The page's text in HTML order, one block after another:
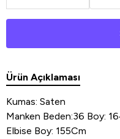
Ürün Açıklaması
Kumas: Saten
Manken Beden:36 Boy:
Elbise Boy: 155Cm